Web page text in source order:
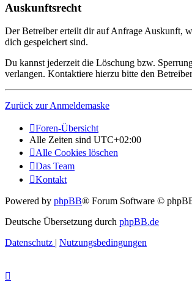
Auskunftsrecht
Der Betreiber erteilt dir auf Anfrage Auskunft,
dich gespeichert sind.
Du kannst jederzeit die Löschung bzw.
verlangen. Kontaktiere hierzu bitte den
Zurück zur Anmeldemaske
Foren-Übersicht
Alle Zeiten sind UTC+02:00
Alle Cookies löschen
Das Team
Kontakt
Powered by phpBB® Forum Software ©
Deutsche Übersetzung durch phpBB.de
Datenschutz | Nutzungsbedingungen